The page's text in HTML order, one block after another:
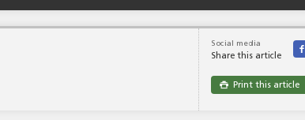
Social media
Share this article

 Print this article